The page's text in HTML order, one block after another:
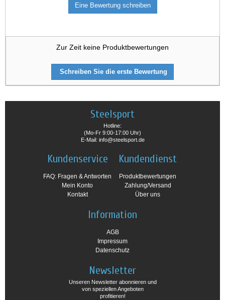
Eine Bewertung schreiben
Zur Zeit keine Produktbewertungen
Schreiben Sie die erste Bewertung
Steelsport
Hotline:
(Mo-Fr 9:00-17:00 Uhr)
E-Mail: info@steelsport.de
Kundenservice
FAQ: Fragen & Antworten
Mein Konto
Kontakt
Kundendienst
Produktbewertungen
Zahlung/Versand
Über uns
Information
AGB
Impressum
Datenschutz
Newsletter
Unseren Newsletter abonnieren und
von speziellen Angeboten
profitieren!